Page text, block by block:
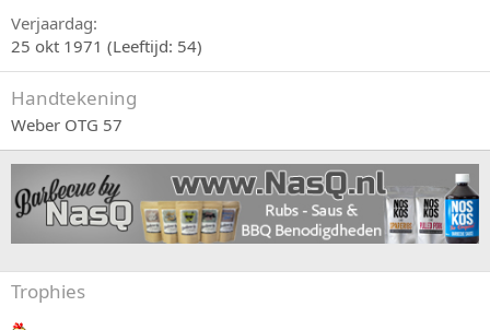
Verjaardag
25 okt 1971 (Leeftijd: 54)
Handtekening
Weber OTG 57
Trophies